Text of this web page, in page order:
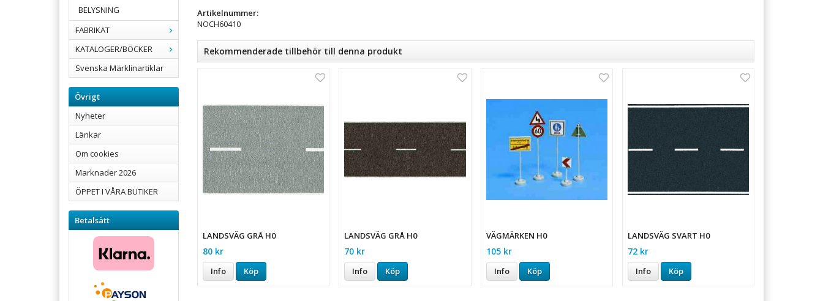
BELYSNING
FABRIKAT
KATALOGER/BÖCKER
Svenska Märklinartiklar
Övrigt
Nyheter
Länkar
Om cookies
Marknader 2026
ÖPPET I VÅRA BUTIKER
Betalsätt
Artikelnummer:
NOCH60410
Rekommenderade tillbehör till denna produkt
LANDSVÄG GRÅ H0
80 kr
Info Köp
LANDSVÄG GRÅ H0
70 kr
Info Köp
VÄGMÄRKEN H0
105 kr
Info Köp
LANDSVÄG SVART H0
72 kr
Info Köp